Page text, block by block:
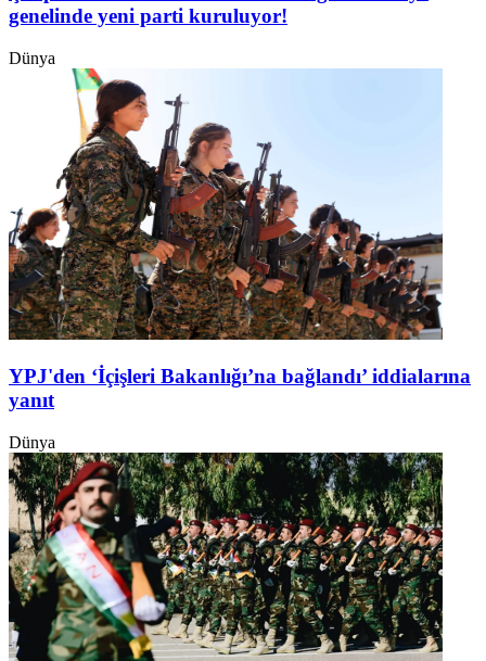
genelinde yeni parti kuruluyor!
Dünya
YPJ'den ‘İçişleri Bakanlığı’na bağlandı’ iddialarına
yanıt
Dünya